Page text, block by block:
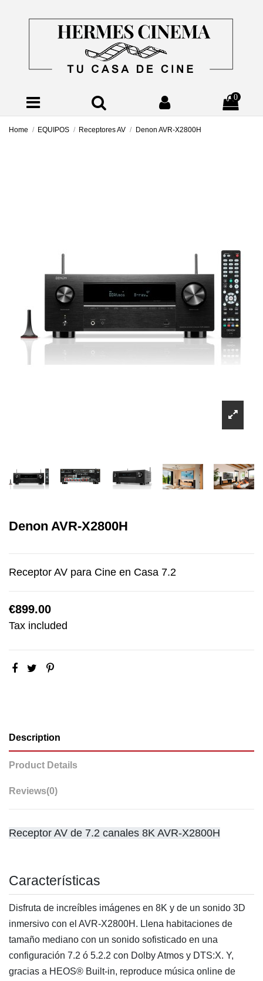
0
Home EQUIPOS Receptores AV Denon AVR-X2800H
Denon AVR-X2800H
Receptor AV para Cine en Casa 7.2
€899.00
Tax included
Description
Product Details
Reviews(0)
Receptor AV de 7.2 canales 8K AVR-X2800H
Características
Disfruta de increíbles imágenes en 8K y de un sonido 3D
inmersivo con el AVR-X2800H. Llena habitaciones de
tamaño mediano con un sonido sofisticado en una
configuración 7.2 ó 5.2.2 con Dolby Atmos y DTS:X. Y,
gracias a HEOS® Built-in, reproduce música online de